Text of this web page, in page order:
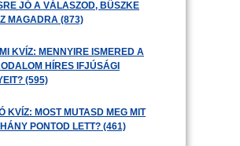
JÓ A VÁLASZOD, BÜSZKE
MAGADRA (873)
KVÍZ: MENNYIRE ISMERED A
HÍRES IFJÚSÁGI
(595)
KVÍZ: MOST MUTASD MEG MIT
PONTOD LETT? (461)